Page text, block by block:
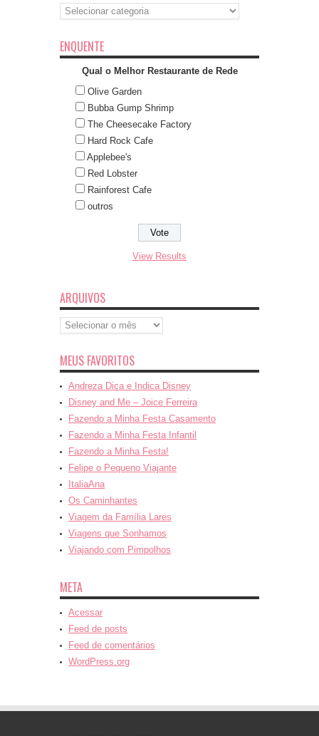
Índice
ENQUENTE
Qual o Melhor Restaurante de Rede
Olive Garden
Bubba Gump Shrimp
The Cheesecake Factory
Hard Rock Cafe
Applebee's
Red Lobster
Rainforest Cafe
outros
View Results
ARQUIVOS
Arquivos
MEUS FAVORITOS
Andreza Dica e Indica Disney
Disney and Me – Joice Ferreira
Fazendo a Minha Festa Casamento
Fazendo a Minha Festa Infantil
Fazendo a Minha Festa!
Felipe o Pequeno Viajante
ItaliaAna
Os Caminhantes
Viagem da Família Lares
Viagens que Sonhamos
Viajando com Pimpolhos
META
Acessar
Feed de posts
Feed de comentários
WordPress.org